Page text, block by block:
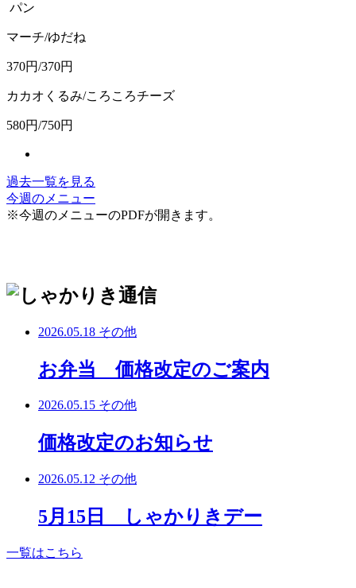
パン
マーチ/ゆだね
370円/370円
カカオくるみ/ころころチーズ
580円/750円
過去一覧を見る
今週のメニュー
※今週のメニューのPDFが開きます。
2026.05.18 その他
お弁当 価格改定のご案内
2026.05.15 その他
価格改定のお知らせ
2026.05.12 その他
5月15日 しゃかりきデー
一覧はこちら